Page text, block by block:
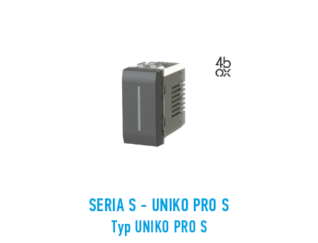
SERIA S - UNIKO PRO S
Typ UNIKO PRO S